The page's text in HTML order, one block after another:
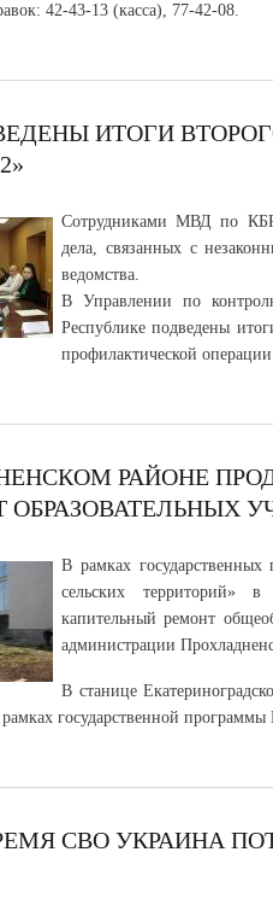
42-43-13 (касса), 77-42-08.
ИТОГИ
Сотрудниками МВД по КБР
дела, связанных с
ведомства.
В Управлении по
Республике подведены
профилактической
РАЙОНЕ
ОБРАЗОВАТЕЛЬНЫХ
В рамках государственных
сельских территорий» в
капительный ремонт
администрации
В станице
рамках государственной
СВО УКРАИНА